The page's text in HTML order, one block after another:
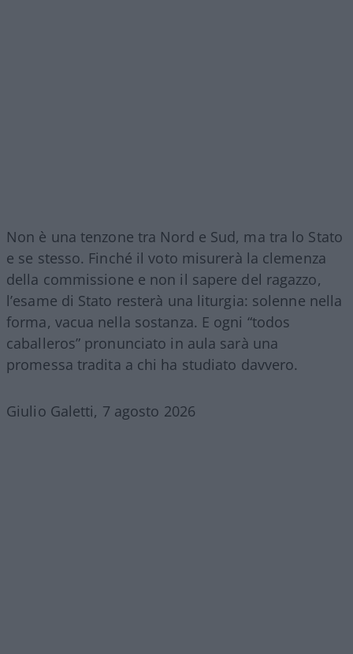
Non è una tenzone tra Nord e Sud, ma tra lo Stato
e se stesso. Finché il voto misurerà la clemenza
della commissione e non il sapere del ragazzo,
l’esame di Stato resterà una liturgia: solenne nella
forma, vacua nella sostanza. E ogni “todos
caballeros” pronunciato in aula sarà una
promessa tradita a chi ha studiato davvero.
Giulio Galetti, 7 agosto 2026